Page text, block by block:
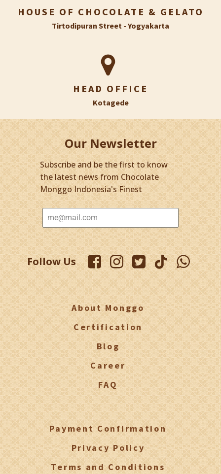
HOUSE OF CHOCOLATE & GELATO
Tirtodipuran Street - Yogyakarta
HEAD OFFICE
Kotagede
Our Newsletter
Subscribe and be the first to know
the latest news from Chocolate
Monggo Indonesia's Finest
Follow Us
About Monggo
Certification
Blog
Career
FAQ
Payment Confirmation
Privacy Policy
Terms and Conditions